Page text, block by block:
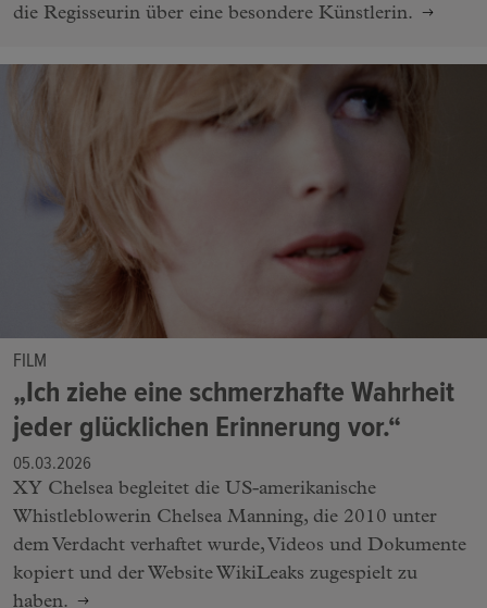
die Regisseurin über eine besondere Künstlerin.
FILM
„Ich ziehe eine schmerzhafte Wahrheit
jeder glücklichen Erinnerung vor.“
05.03.2026
XY Chelsea begleitet die US-amerikanische
Whistleblowerin Chelsea Manning, die 2010 unter
dem Verdacht verhaftet wurde, Videos und Dokumente
kopiert und der Website WikiLeaks zugespielt zu
haben.